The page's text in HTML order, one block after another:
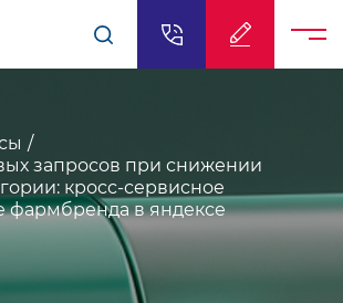
запросов при снижении
кросс-сервисное
фармбренда в яндексе